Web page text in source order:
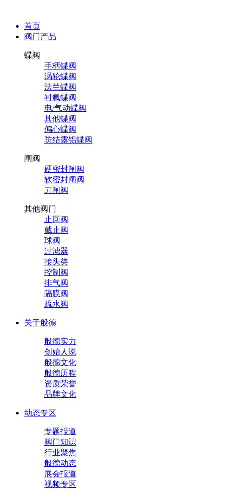
首页
阀门产品
蝶阀
手柄蝶阀
涡轮蝶阀
法兰蝶阀
衬氟蝶阀
电/气动蝶阀
其他蝶阀
偏心蝶阀
防结露铝蝶阀
闸阀
硬密封闸阀
软密封闸阀
刀闸阀
其他阀门
止回阀
截止阀
球阀
过滤器
接头类
控制阀
排气阀
隔膜阀
疏水阀
关于般德
般德实力
创始人说
般德文化
般德历程
资质荣誉
品牌文化
动态专区
专题报道
阀门知识
行业聚焦
般德动态
展会报道
视频专区